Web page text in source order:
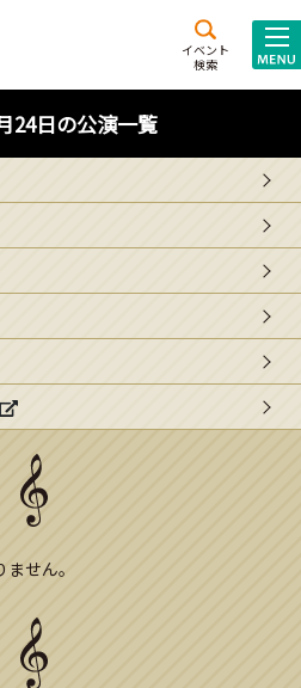
イベント
検索
西新井
文化ホール
24日の公演一覧
せん。